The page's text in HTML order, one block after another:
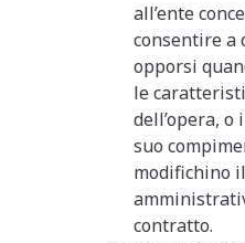
all’ente
consentire a
opporsi
le
dell’opera,
suo
modifichino
contratto.